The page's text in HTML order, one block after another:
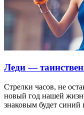
Леди —
Стрелки часов, не
новый год нашей
знаковым будет синий